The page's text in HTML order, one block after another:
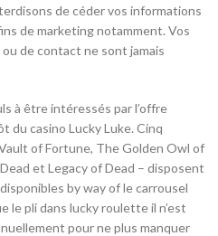
de céder vos informations
de marketing notamment. Vos
de contact ne sont jamais
à être intéressés par l’offre
du casino Lucky Luke. Cinq
of Fortune, The Golden Owl of
et Legacy of Dead – disposent
by way of le carrousel
le pli dans lucky roulette il n’est
pour ne plus manquer